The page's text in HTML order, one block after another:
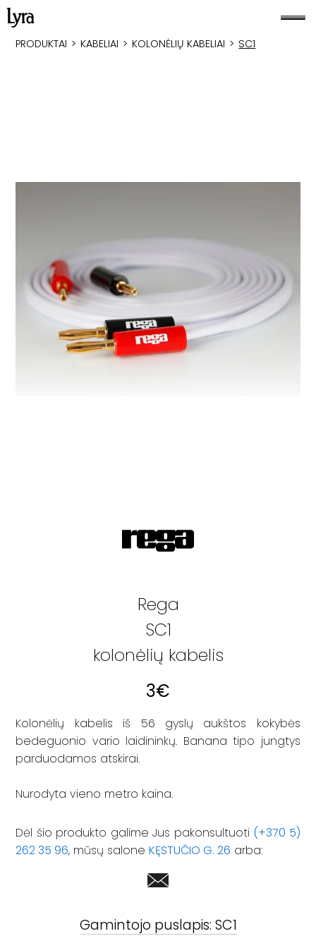
PRODUKTAI > KABELIAI > KOLONĖLIŲ KABELIAI > SC1
Rega
SC1
kolonėlių kabelis
3€
Kolonėlių kabelis iš 56 gyslų aukštos kokybės
bedeguonio vario laidininkų. Banana tipo jungtys
parduodamos atskirai.
Nurodyta vieno metro kaina.
Dėl šio produkto galime Jus pakonsultuoti (+370 5)
262 35 96, mūsų salone KĘSTUČIO G. 26 arba:
Gamintojo puslapis: SC1